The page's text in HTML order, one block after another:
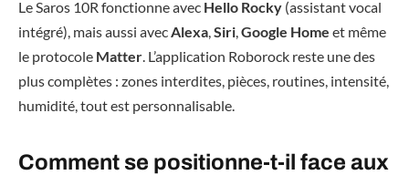
Le Saros 10R fonctionne avec Hello Rocky (assistant vocal
intégré), mais aussi avec Alexa Siri Google Home et même
le protocole Matter . L’application Roborock reste une des
plus complètes : zones interdites, pièces, routines, intensité,
humidité, tout est personnalisable.
Comment se positionne-t-il face aux